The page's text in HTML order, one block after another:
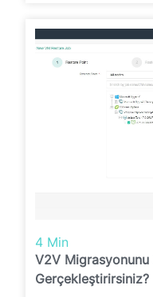
4 Min
V2V Migrasyonunu
Gerçekleştirirsiniz?